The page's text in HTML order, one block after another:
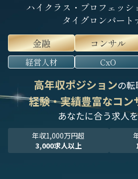
ハイクラス・プロフェッシ
タイグロンパート
金融
コンサル
経営人材 CxO
高年収ポジションの
経験・実績豊富なコン
あなたに合う求人
年収1,000万円超
3,000求人以上